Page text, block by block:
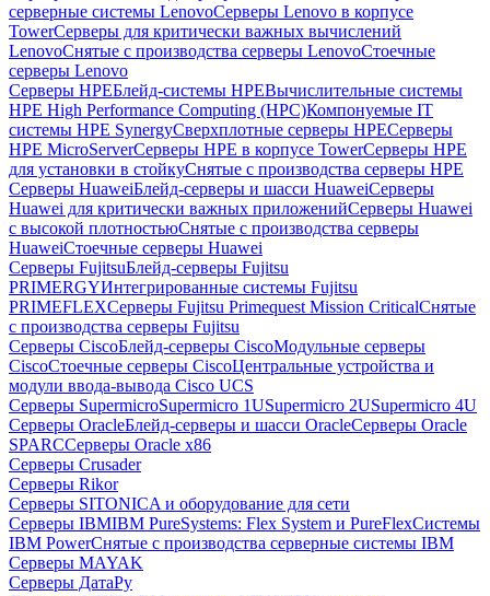
серверные системы LenovoСерверы Lenovo в корпусе
TowerСерверы для критически важных вычислений
LenovoСнятые с производства серверы LenovoСтоечные
серверы Lenovo
Серверы HPEБлейд-системы HPEВычислительные системы
HPE High Performance Computing (HPC)Компонуемые IT
системы HPE SynergyСверхплотные серверы HPEСерверы
HPE MicroServerСерверы HPE в корпусе TowerСерверы HPE
для установки в стойкуСнятые с производства серверы HPE
Серверы HuaweiБлейд-серверы и шасси HuaweiСерверы
Huawei для критически важных приложенийСерверы Huawei
с высокой плотностьюСнятые с производства серверы
HuaweiСтоечные серверы Huawei
Серверы FujitsuБлейд-серверы Fujitsu
PRIMERGYИнтегрированные системы Fujitsu
PRIMEFLEXСерверы Fujitsu Primequest Mission CriticalСнятые
с производства серверы Fujitsu
Серверы CiscoБлейд-серверы CiscoМодульные серверы
CiscoСтоечные серверы CiscoЦентральные устройства и
модули ввода-вывода Cisco UCS
Серверы SupermicroSupermicro 1USupermicro 2USupermicro 4U
Серверы OracleБлейд-серверы и шасси OracleСерверы Oracle
SPARCСерверы Oracle x86
Серверы Crusader
Серверы Rikor
Серверы SITONICA и оборудование для сети
Серверы IBMIBM PureSystems: Flex System и PureFlexСистемы
IBM PowerСнятые с производства серверные системы IBM
Серверы MAYAK
Серверы ДатаРу